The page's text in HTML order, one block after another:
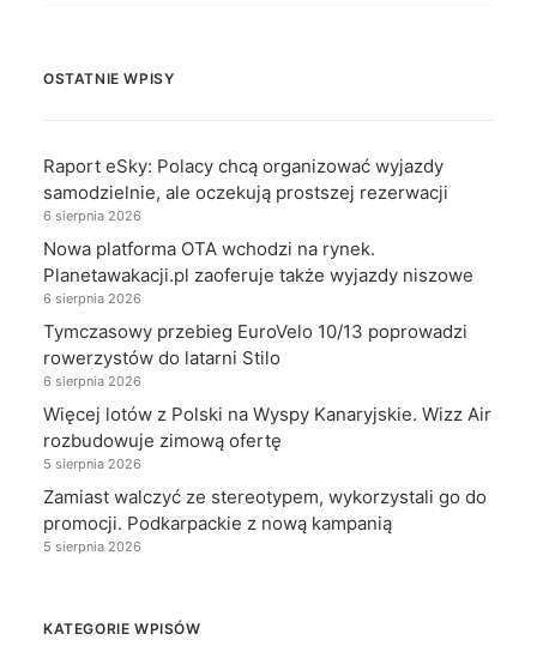
OSTATNIE WPISY
Raport eSky: Polacy chcą organizować wyjazdy
samodzielnie, ale oczekują prostszej rezerwacji
6 sierpnia 2026
Nowa platforma OTA wchodzi na rynek.
Planetawakacji.pl zaoferuje także wyjazdy niszowe
6 sierpnia 2026
Tymczasowy przebieg EuroVelo 10/13 poprowadzi
rowerzystów do latarni Stilo
6 sierpnia 2026
Więcej lotów z Polski na Wyspy Kanaryjskie. Wizz Air
rozbudowuje zimową ofertę
5 sierpnia 2026
Zamiast walczyć ze stereotypem, wykorzystali go do
promocji. Podkarpackie z nową kampanią
5 sierpnia 2026
KATEGORIE WPISÓW